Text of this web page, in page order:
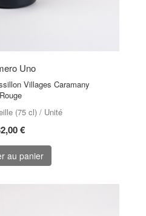
Uno
Villages Caramany
Rouge
(75 cl) / Unité
€
au panier